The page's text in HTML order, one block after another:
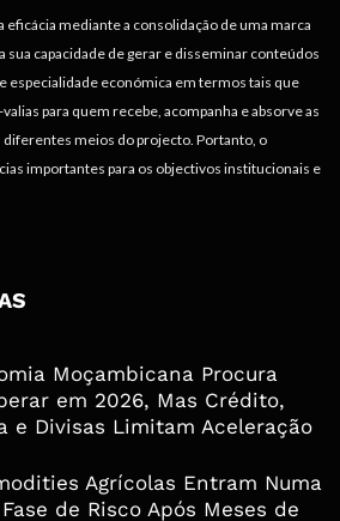
eficácia mediante a consolidação de uma marca
sua capacidade de gerar e disseminar conteúdos
especialidade económica em termos tais que
para quem recebe, acompanha e absorve as
meios do projecto. Portanto, o
importantes para os objectivos institucionais e
Moçambicana Procura
em 2026, Mas Crédito,
e Divisas Limitam Aceleração
Agrícolas Entram Numa
de Risco Após Meses de